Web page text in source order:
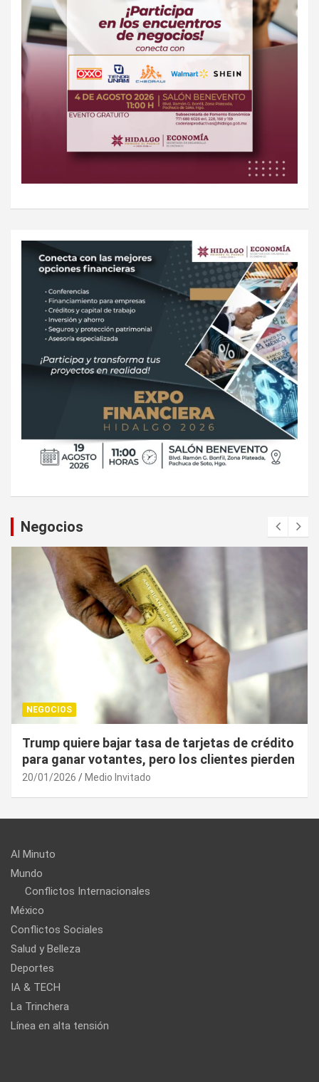
Negocios
NEGOCIOS
¿Cuál es el “arma nuclear económica” que la
UE puede utilizar contra EU?
20/01/2026 Medio Invitado
Al Minuto
Mundo
Conflictos Internacionales
México
Conflictos Sociales
Salud y Belleza
Deportes
IA & TECH
La Trinchera
Línea en alta tensión